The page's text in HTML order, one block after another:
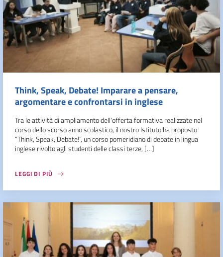
Think, Speak, Debate! Imparare a pensare,
argomentare e confrontarsi in inglese
Tra le attività di ampliamento dell’offerta formativa realizzate nel
corso dello scorso anno scolastico, il nostro Istituto ha proposto
“Think, Speak, Debate!”, un corso pomeridiano di debate in lingua
inglese rivolto agli studenti delle classi terze, […]
LEGGI DI PIÙ